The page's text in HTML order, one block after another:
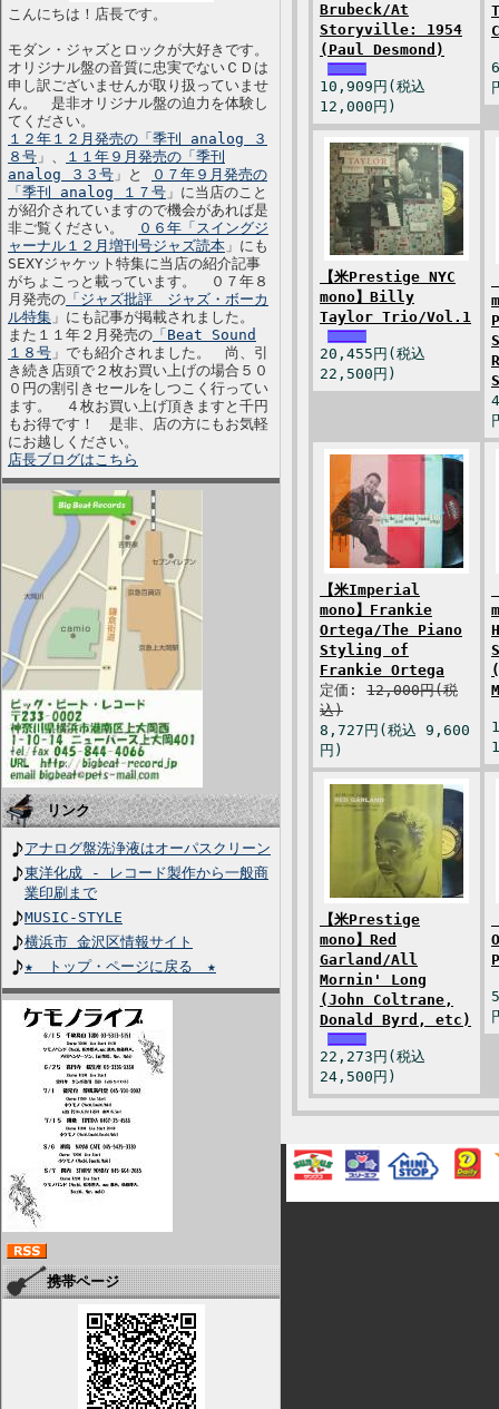
こんにちは！店長です。
モダン・ジャズとロックが大好きです。
オリジナル盤の音質に忠実でないＣＤは
申し訳ございませんが取り扱っていませ
ん。 是非オリジナル盤の迫力を体験し
てください。
１２年１２月発売の「季刊 analog ３
８号 」、
１１年９月発売の「季刊
analog ３３号 」と
０７年９月発売の
「季刊 analog １７号 」に当店のこと
が紹介されていますので機会があれば是
非ご覧ください。
０６年「スイングジ
ャーナル１２月増刊号ジャズ読本 」にも
SEXYジャケット特集に当店の紹介記事
がちょこっと載っています。 ０７年８
月発売の 「ジャズ批評 ジャズ・ボーカ
ル特集 」にも記事が掲載されました。
また１１年２月発売の 「Beat Sound
１８号 」でも紹介されました。 尚、引
き続き店頭で２枚お買い上げの場合５０
０円の割引きセールをしつこく行ってい
ます。 ４枚お買い上げ頂きますと千円
もお得です！ 是非、店の方にもお気軽
にお越しください。
店長ブログはこちら
リンク
アナログ盤洗浄液はオーパスクリーン
東洋化成 - レコード製作から一般商
業印刷まで
MUSIC-STYLE
横浜市 金沢区情報サイト
★ トップ・ページに戻る ★
携帯ページ
Brubeck/At
Storyville: 1954
(Paul Desmond)
10,909円(税込
12,000円)
【米Prestige NYC
mono】Billy
Taylor Trio/Vol.1
20,455円(税込
22,500円)
【米Imperial
mono】Frankie
Ortega/The Piano
Styling of
Frankie Ortega
定価: 12,000円(税
込)
8,727円(税込 9,600
円)
【米Prestige
mono】Red
Garland/All
Mornin' Long
(John Coltrane,
Donald Byrd, etc)
22,273円(税込
24,500円)